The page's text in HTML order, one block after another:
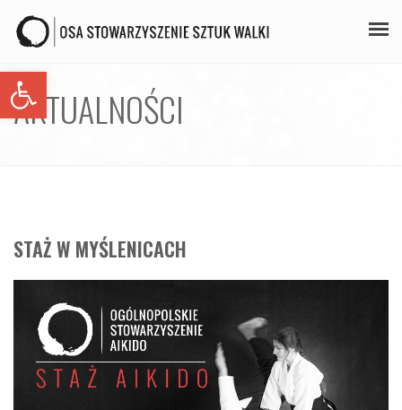
Open toolbar
ZAPISY
KONTAKT
AKTUALNOŚCI
STAŻ W MYŚLENICACH